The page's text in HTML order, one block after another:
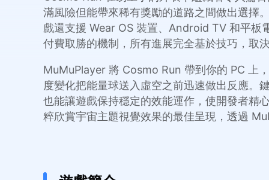
滿風險但能帶來稀有獎勵的道路之間做出選擇
戲還支援 Wear OS 裝置、Android TV 和平板
付費取勝的機制，所有進展完全基於技巧，取
MuMuPlayer 將 Cosmo Run 帶到你的 PC 上
度變化把能量球送入虛空之前迅速做出反應。
也能讓遊戲保持穩定的效能運作，使開發者精
粹欣賞宇宙主題視覺效果的最佳呈現，透過